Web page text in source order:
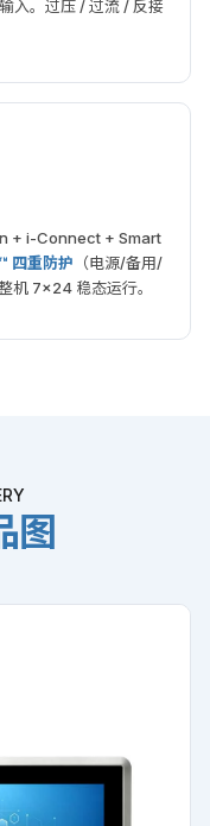
入。过压 / 过流 / 反接
+ i-Connect + Smart
四重防护 （电源/备用/
机 7×24 稳态运行。
图